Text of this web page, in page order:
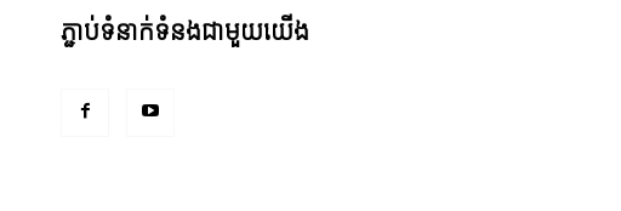
ភ្ជាប់ទំនាក់ទំនងជាមួយយើង